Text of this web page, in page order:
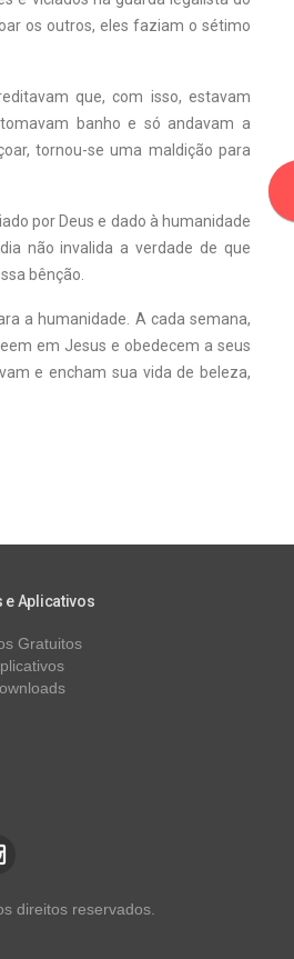
os outros, eles faziam o sétimo
que, com isso, estavam
banho e só andavam a
tornou-se uma maldição para
por Deus e dado à humanidade
não invalida a verdade de que
bênção.
a humanidade. A cada semana,
em Jesus e obedecem a seus
e encham sua vida de beleza,
e Aplicativos
Gratuitos
direitos reservados.